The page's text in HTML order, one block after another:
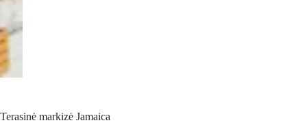
Terasinė markizė Jamaica